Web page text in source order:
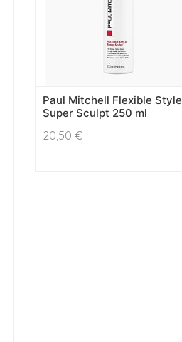
Paul Mitchell Flexible Style
Super Sculpt 250 ml
20,50 €